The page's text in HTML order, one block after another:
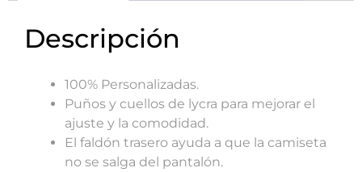
Descripción
100% Personalizadas.
Puños y cuellos de lycra para mejorar el
ajuste y la comodidad.
El faldón trasero ayuda a que la camiseta
no se salga del pantalón.